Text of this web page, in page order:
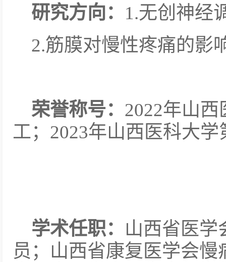
研究方向： 1.无创神经
2.筋膜对慢性疼痛的影
荣誉称号： 2022年山
工；2023年山西医科大
学术任职： 山西省医学
员；山西省康复医学会